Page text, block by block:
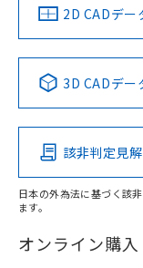
中国 RoHS 注意
Pb
在庫等で未対応品
2D CADデー
3D CADデー
該非判定見
日本の外為法に基づく該
ます。
オンライン購入